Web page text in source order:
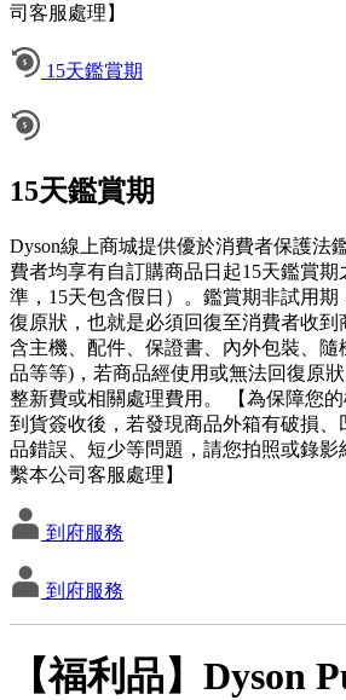
司客服處理】
15天鑑賞期
15天鑑賞期
Dyson線上商城提供優於消費者保護法
費者均享有自訂購商品日起15天鑑賞
準，15天包含假日）。鑑賞期非試用期
復原狀，也就是必須回復至消費者收到
含主機、配件、保證書、內外包裝、
品等等)，若商品經使用或無法回復原
整新費或相關處理費用。 【為保障您
到貨簽收後，若發現商品外箱有破損
品錯誤、短少等問題，請您拍照或錄影
繫本公司客服處理】
到府服務
到府服務
【福利品】Dyson